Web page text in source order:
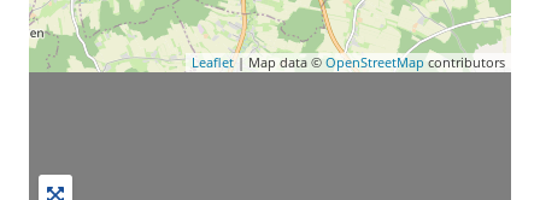
Leaflet| Map data © OpenStreetMap contributors